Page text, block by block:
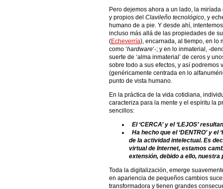
Pero dejemos ahora a un lado, la
y propios del Clavileño tecnológico, y
humano de a pie. Y desde ahí,
incluso más allá de las propiedades de
(Echeverría), encarnada, al tiempo, en lo
como ‘hardware‘-; y en lo inmaterial, -
suerte de ‘alma inmaterial’ de ceros y
sobre todo a sus efectos, y así podremos
(genéricamente centrada en lo
punto de vista humano.
En la práctica de la vida cotidiana,
caracteriza para la mente y el espíritu la
sencillos:
El ‘CERCA’ y el ‘LEJOS’
Ha hecho que el ‘DENTRO’ y
de la actividad intelectual. Es
virtual de Internet, estamos
extensión, debido a ello,
Toda la digitalización, emerge
en apariencia de pequeños cambios
transformadora y tienen grandes